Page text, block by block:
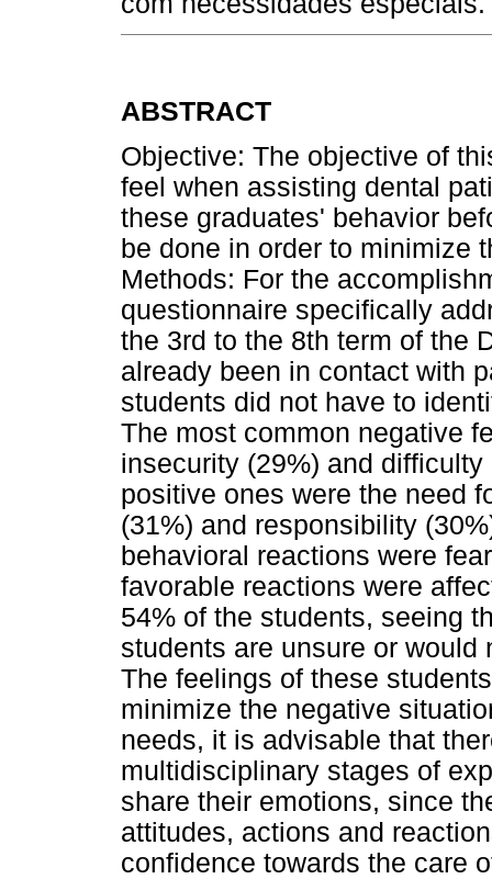
ABSTRACT
Objective: The objective of
feel when assisting dental
these graduates' behavior
be done in order to minimize
Methods: For the
questionnaire specifically
the 3rd to the 8th term of the
already been in contact with
students did not have to
The most common negative
insecurity (29%) and
positive ones were the need
(31%) and responsibility
behavioral reactions were
favorable reactions were
54% of the students, seeing
students are unsure or
The feelings of these
minimize the negative
needs, it is advisable that
multidisciplinary stages of
share their emotions, since
attitudes, actions and
confidence towards the care